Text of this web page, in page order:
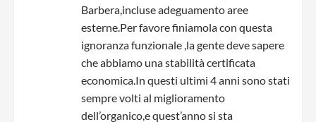
Barbera,incluse adeguamento aree
esterne.Per favore finiamola con questa
ignoranza funzionale ,la gente deve sapere
che abbiamo una stabilità certificata
economica.In questi ultimi 4 anni sono stati
sempre volti al miglioramento
dell’organico,e quest’anno si sta